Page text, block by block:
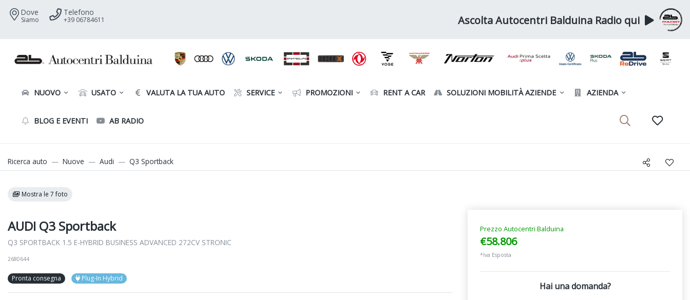
Dove
Siamo
Telefono
+39 06784611 Ascolta Autocentri Balduina Radio qui
NUOVO USATO VALUTA LA TUA AUTO SERVICE PROMOZIONI RENT A CAR SOLUZIONI MOBILITÀ AZIENDE AZIENDA
BLOG E EVENTI AB RADIO
Ricerca auto Nuove Audi Q3 Sportback
Mostra le 7 foto
AUDI Q3 Sportback
Q3 SPORTBACK 1.5 E-HYBRID BUSINESS ADVANCED 272CV STRONIC
2680644
Pronta consegna Plug-In Hybrid
Prezzo Autocentri Balduina
€58.806
*Iva Esposta
Hai una domanda?